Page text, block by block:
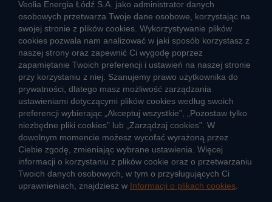
CIEPŁO SYSTEMOWE
Zalety ciepła systemowego
Ciepło przez cały rok
Usługi okołociepłownicze
Informacje ciepła systemowego
JAK POWSTAJE CIEPŁO
ŹRÓDŁA CIEPŁA
Veolia Energia Łódź S.A. jako administrator danych
osobowych przetwarza Twoje dane osobowe, korzystając na
swojej stronie z plików cookies. Wykorzystywanie plików
cookies pozwala nam analizować w jaki sposób korzystasz z
naszej strony oraz zapewnić Ci wygodę poprzez
zapamiętanie Twoich preferencji i ustawień na naszej stronie
przy korzystaniu z niej. Szanujemy prawo użytkownika do
prywatności, dlatego masz możliwość zarządzania
ustawieniami dotyczącymi plików cookies według swoich
preferencji wybierając „Akceptuj wszystkie”, „Pozostaw tylko
niezbędne pliki cookies” lub „Zarządzaj cookies”. W
dowolnym momencie możesz wycofać wyrażoną przez
Ciebie zgodę, zmieniając wybrane ustawienia. Więcej
informacji o korzystaniu z plików cookie oraz o przetwarzaniu
Twoich danych osobowych, w tym o przysługujących Ci
uprawnieniach, znajdziesz w Informacji o plikach cookies